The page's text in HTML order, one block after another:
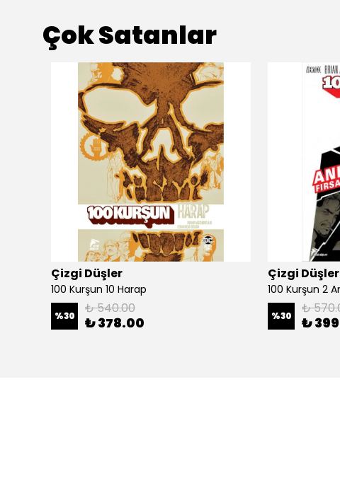
Çok Satanlar
Çizgi Düşler
100 Kurşun 10 Harap
%30 ₺ 540.00
₺ 378.00
Çizgi Düşler
100 Kurşun 2
%30 ₺
₺